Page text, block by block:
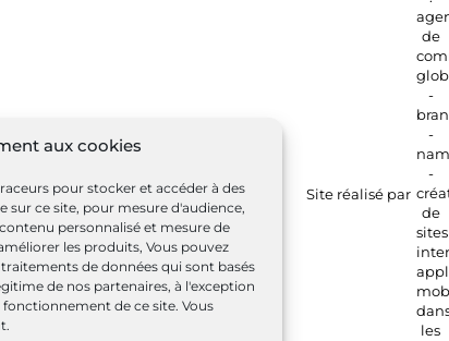
aux cookies
pour stocker et accéder à des
sur ce site, pour mesure d'audience,
personnalisé et mesure de
les produits, Vous pouvez
de données qui sont basés
de nos partenaires, à l'exception
de ce site. Vous
Site réalisé par